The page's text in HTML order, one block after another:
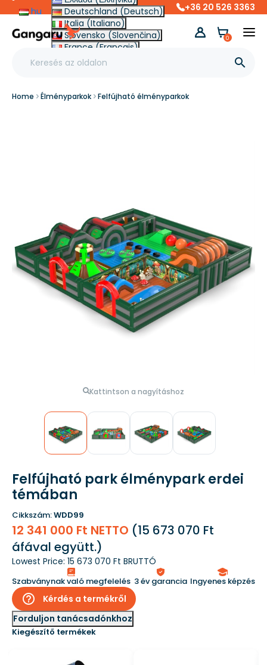
hu
Deutschland (Deutsch)
Italia (Italiano)
Slovensko (Slovenčina)
France (Français)
Other (English €)
+36 20 526 3363

0
Home Élményparkok Felfújható élményparkok
Kattintson a nagyításhoz
Felfújható park élménypark erdei
témában
Cikkszám:WDD99
12 341 000 Ft NETTO (15 673 070 Ft
áfával együtt.)
Lowest Price: 15 673 070 Ft BRUTTÓ
Szabványnak való megfelelés 3 év garancia Ingyenes képzés
help_outline
Kérdés a termékről
Forduljon tanácsadónkhoz
Kiegészítő termékek